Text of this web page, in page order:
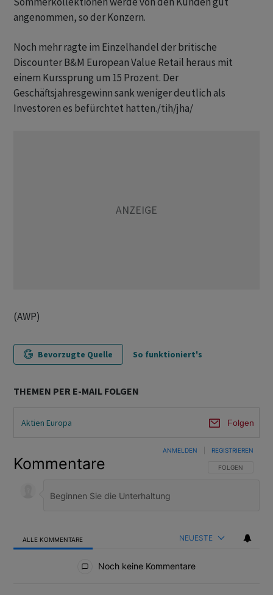
angenommen, so der Konzern.
Noch mehr ragte im Einzelhandel der britische
Discounter B&M European Value Retail heraus mit
einem Kurssprung um 15 Prozent. Der
Geschäftsjahresgewinn sank weniger deutlich als
Investoren es befürchtet hatten./tih/jha/
(AWP)
Bevorzugte Quelle So funktioniert's
THEMEN PER E-MAIL FOLGEN
Aktien Europa Folgen
Kommentare FOLGE DIESER
FOLGEN
ANMELDEN REGISTRIEREN
ALLE KOMMENTARE NEUESTE
Noch keine Kommentare